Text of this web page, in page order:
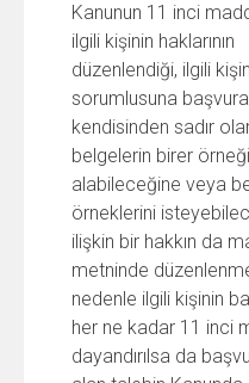
Kanunun 11 inci
ilgili kişinin haklarının
düzenlendiği, ilgili
sorumlusuna
kendisinden sadır
belgelerin birer
alabileceğine veya
örneklerini
ilişkin bir hakkın da
metninde
nedenle ilgili kişinin
her ne kadar 11 inci
dayandırılsa da